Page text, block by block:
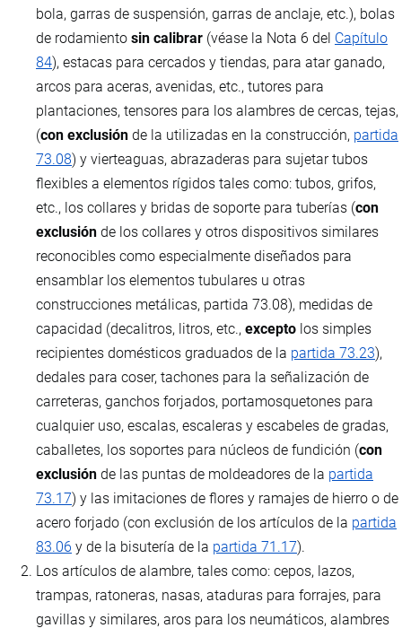
bola, garras de suspensión, garras de anclaje, etc.), bolas
de rodamiento sin calibrar (véase la Nota 6 del Capítulo
84), estacas para cercados y tiendas, para atar ganado,
arcos para aceras, avenidas, etc., tutores para
plantaciones, tensores para los alambres de cercas, tejas,
(con exclusión de la utilizadas en la construcción, partida
73.08) y vierteaguas, abrazaderas para sujetar tubos
flexibles a elementos rígidos tales como: tubos, grifos,
etc., los collares y bridas de soporte para tuberías (con
exclusión de los collares y otros dispositivos similares
reconocibles como especialmente diseñados para
ensamblar los elementos tubulares u otras
construcciones metálicas, partida 73.08), medidas de
capacidad (decalitros, litros, etc., excepto los simples
recipientes domésticos graduados de la partida 73.23),
dedales para coser, tachones para la señalización de
carreteras, ganchos forjados, portamosquetones para
cualquier uso, escalas, escaleras y escabeles de gradas,
caballetes, los soportes para núcleos de fundición (con
exclusión de las puntas de moldeadores de la partida
73.17) y las imitaciones de flores y ramajes de hierro o de
acero forjado (con exclusión de los artículos de la partida
83.06 y de la bisutería de la partida 71.17).
Los artículos de alambre, tales como: cepos, lazos,
trampas, ratoneras, nasas, ataduras para forrajes, para
gavillas y similares, aros para los neumáticos, alambres